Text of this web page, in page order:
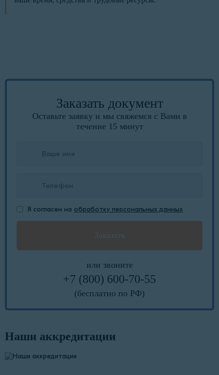
Заказать документ
Оставьте заявку и мы свяжемся с Вами в
течение 15 минут
Я согласен на обработку персональных данных
или звоните
+7 (800) 600-70-55
(бесплатно по РФ)
Наши аккредитации